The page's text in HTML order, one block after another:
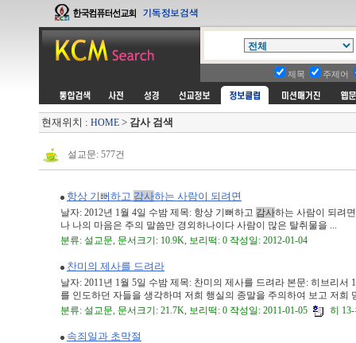
제목 주제어
현재위치 : HOME > 감사 검색
설교문: 577건
항상 기뻐하고 감사하는 사람이 되려면
날자: 2012년 1월 4일 수밤 제목: 항상 기뻐하고 감사하는 사람이 되려
나 나의 마음은 주의 말씀만 경외하나이다 사람이 많은 탈취물을 ...
분류: 설교문, 문서크기: 10.9K, 보리떡: 0 작성일: 2012-01-04
찬미의 제사를 드려라
날자: 2011년 1월 5일 수밤 제목: 찬미의 제사를 드려라 본문: 히브리
를 인도하던 자들을 생각하며 저희 행실의 종말을 주의하여 보고 저희
분류: 설교문, 문서크기: 21.7K, 보리떡: 0 작성일: 2011-01-05
히
속죄일과 초막절